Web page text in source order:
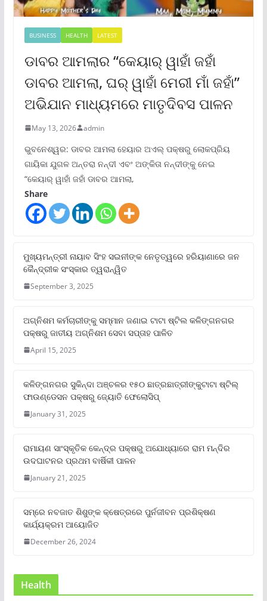
BUSINESS HEALTH LATEST
ଡାବର ଆମଲାର “କେୟାର୍ ୱାହାଁ ଜହାଁ
ଡାବର ଆମଲା, ଘର୍ ୱାହାଁ ମେରୀ ମାଁ ଜହାଁ”
ଅଭିଯାନ ମାଧ୍ୟମରେ ମାତୃଦିବସ ପାଳନ
May 13, 2026 admin
ଭୁବନେଶ୍ୱର: ଡାବର ଆମଲା ହେୟାର ଅଏଲ୍ ପକ୍ଷରୁ ଲୋକପ୍ରିୟ
ଗାୟିକା ଯୁଗଳ ଅନ୍ତରା ନନ୍ଦୀ ଏବଂ ଅଙ୍କିତା ନନ୍ଦୀଙ୍କୁ ନେଇ
“କେୟାର୍ ୱାହାଁ ଜହାଁ ଡାବର ଆମଲା,
Share
ମୁଖ୍ୟମନ୍ତ୍ରୀ ନାୟାବ ସିଂହ ସଇନୀଙ୍କ ନେତୃତ୍ୱରେ ହରିୟାଣାରେ ଜନ
କୈନ୍ଦ୍ରୀକ ସଂସ୍କାର ତ୍ୱରାନ୍ୱିତ
September 3, 2025
ଅଗ୍ନିଶମ କର୍ମଚାରୀଙ୍କୁ ସମ୍ମାନ ଜଣାଇ ଟାଟା ଷ୍ଟିଲ କଳିଙ୍ଗନଗର
ପକ୍ଷରୁ ଜାତୀୟ ଅଗ୍ନିଶମ ସେବା ସପ୍ତାହ ପାଳିତ
April 15, 2025
କଳିଙ୍ଗନଗର ସୁକିନ୍ଦା ଅଞ୍ଚଳର ୧୫୦ ଛାତ୍ରଛାତ୍ରୀଙ୍କୁଟାଟା ଷ୍ଟିଲ୍
ଫାଉଣ୍ଡେସନ ପକ୍ଷରୁ ଜ୍ୟୋତି ଫେଲୋସିପ୍‌
January 31, 2025
ରାମାୟଣ ସାଂସ୍କୃତିକ କେନ୍ଦ୍ର ପକ୍ଷରୁ ଅଯୋଧ୍ୟାରେ ରାମ ମନ୍ଦିର
ଉଦଘାଟନର ପ୍ରଥମ ବାର୍ଷିକୀ ପାଳନ
January 21, 2025
ସମ୍‌ରେ ନବଜାତ ଶିଶୁଙ୍କ କ୍ଷେତ୍ରରେ ପୁର୍ନଜୀବନ ପ୍ରଶିକ୍ଷଣ
କାର୍ଯ୍ୟକ୍ରମ ଆୟୋଜିତ
December 26, 2024
Health